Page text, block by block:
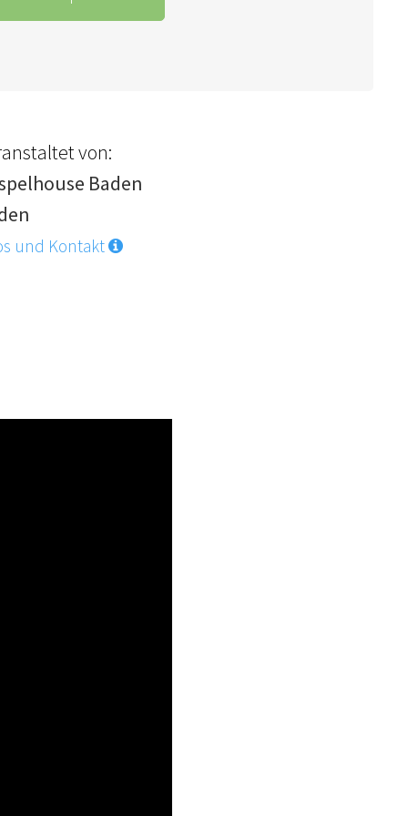
von:
Baden
und Kontakt